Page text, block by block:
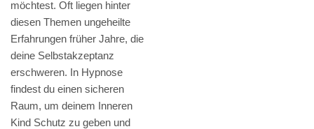
möchtest. Oft liegen hinter
diesen Themen ungeheilte
Erfahrungen früher Jahre, die
deine Selbstakzeptanz
erschweren. In Hypnose
findest du einen sicheren
Raum, um deinem Inneren
Kind Schutz zu geben und